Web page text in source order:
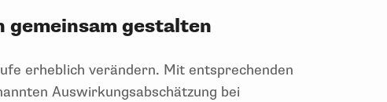
gestalten
erheblich verändern. Mit entsprechenden
Auswirkungsabschätzung bei